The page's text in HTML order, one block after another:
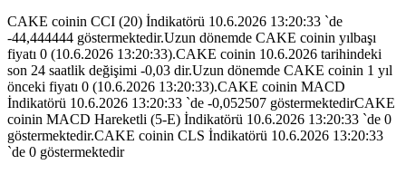
CAKE coinin CCI (20) İndikatörü 10.6.2026 13:20:33 `de
-44,444444 göstermektedir.Uzun dönemde CAKE coinin yılbaşı
fiyatı 0 (10.6.2026 13:20:33).CAKE coinin 10.6.2026 tarihindeki
son 24 saatlik değişimi -0,03 dir.Uzun dönemde CAKE coinin 1 yıl
önceki fiyatı 0 (10.6.2026 13:20:33).CAKE coinin MACD
İndikatörü 10.6.2026 13:20:33 `de -0,052507 göstermektedirCAKE
coinin MACD Hareketli (5-E) İndikatörü 10.6.2026 13:20:33 `de 0
göstermektedir.CAKE coinin CLS İndikatörü 10.6.2026 13:20:33
`de 0 göstermektedir